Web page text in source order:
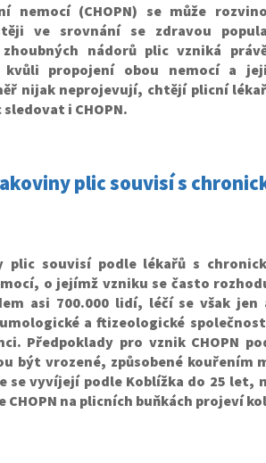
(CHOPN) se může
ve srovnání se zdravou
nádorů plic vzniká
propojení obou nemocí a
nijak neprojevují, chtějí plicní
i CHOPN.
plic souvisí s
plic souvisí podle lékařů s
o jejímž vzniku se často
asi 700.000 lidí, léčí se však jen
a ftizeologické
Předpoklady pro vznik CHOPN
být vrozené, způsobené kouřením
se vyvíjejí podle Koblížka do 25
na plicních buňkách projeví